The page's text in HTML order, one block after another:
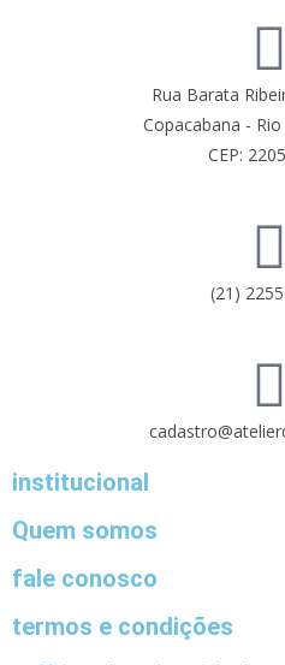
Rua Barata
Copacabana - Rio
CEP:
(21)
institucional
Quem somos
fale conosco
termos e condições